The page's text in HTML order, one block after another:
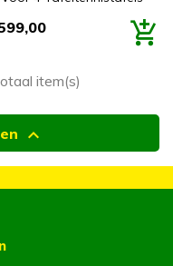
item(s)
